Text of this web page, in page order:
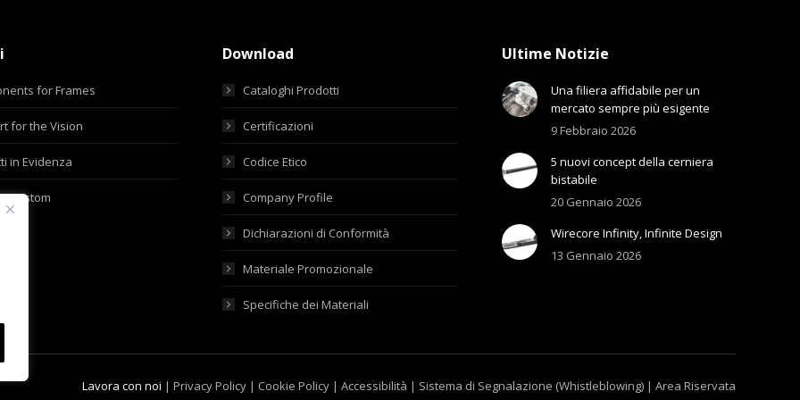
for Frames
for the Vision
in Evidenza
Custom
Download
Cataloghi Prodotti
Certificazioni
Codice Etico
Company Profile
Dichiarazioni di Conformità
Materiale Promozionale
Specifiche dei Materiali
Ultime Notizie
Una filiera affidabile per un
mercato sempre più esigente
9 Febbraio 2026
5 nuovi concept della cerniera
bistabile
20 Gennaio 2026
Wirecore Infinity, Infinite Design
13 Gennaio 2026
Lavora con noi | Privacy Policy | Cookie Policy | Accessibilità | Sistema di Segnalazione (Whistleblowing) | Area Riservata